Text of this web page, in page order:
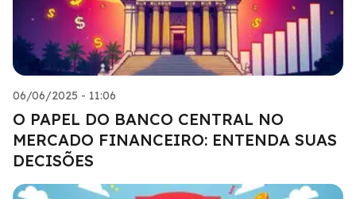
06/06/2025 - 11:06
O PAPEL DO BANCO CENTRAL NO
MERCADO FINANCEIRO: ENTENDA SUAS
DECISÕES